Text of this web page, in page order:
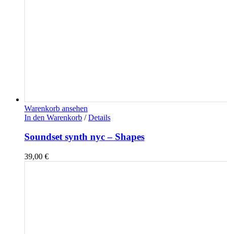
Warenkorb ansehen
In den Warenkorb / Details
Soundset synth nyc – Shapes
39,00 €